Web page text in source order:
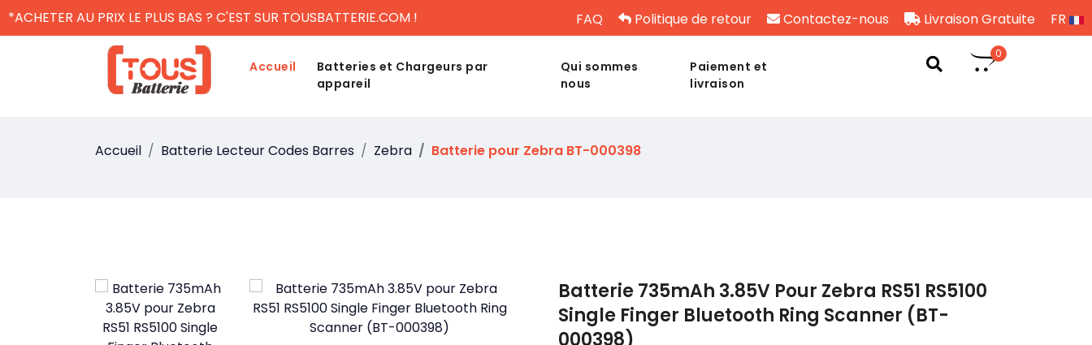
*ACHETER AU PRIX LE PLUS BAS ? C'EST SUR TOUSBATTERIE.COM ! FAQ Politique de retour Contactez-nous Livraison Gratuite FR
Accueil
Batteries et Chargeurs par
appareil
Qui sommes
nous
Paiement et
livraison
0
Accueil Batterie Lecteur Codes Barres Zebra Batterie pour Zebra BT-000398
Batterie 735mAh 3.85V Pour Zebra RS51 RS5100
Single Finger Bluetooth Ring Scanner (BT-
000398)